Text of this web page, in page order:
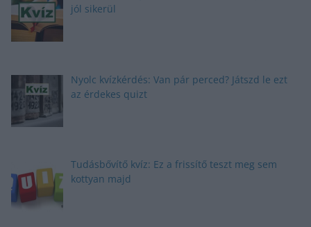
jól sikerül
Nyolc kvízkérdés: Van pár perced? Játszd le ezt
az érdekes quizt
Tudásbővítő kvíz: Ez a frissítő teszt meg sem
kottyan majd